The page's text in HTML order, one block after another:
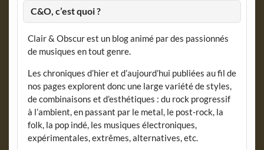
C&O, c’est quoi ?
Clair & Obscur est un blog animé par des passionnés
de musiques en tout genre.
Les chroniques d’hier et d’aujourd’hui publiées au fil de
nos pages explorent donc une large variété de styles,
de combinaisons et d’esthétiques : du rock progressif
à l’ambient, en passant par le metal, le post-rock, la
folk, la pop indé, les musiques électroniques,
expérimentales, extrêmes, alternatives, etc.